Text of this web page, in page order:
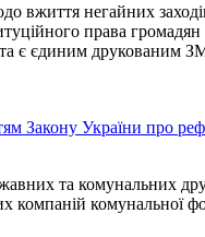
негайних
права
є єдиним друкованим
Закону України про
та комунальних
комунальної